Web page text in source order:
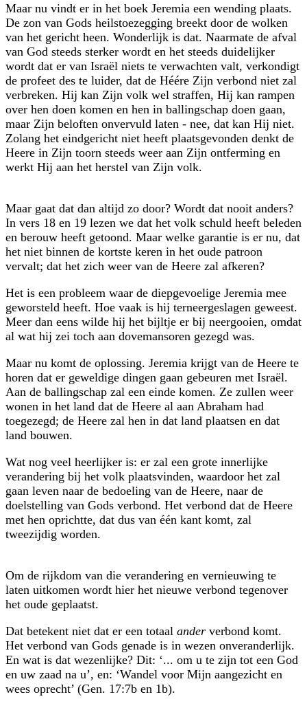
Maar nu vindt er in het boek Jeremia een wending plaats.
De zon van Gods heilstoezegging breekt door de wolken
van het gericht heen. Wonderlijk is dat. Naarmate de afval
van God steeds sterker wordt en het steeds duidelijker
wordt dat er van Israël niets te verwachten valt, verkondigt
de profeet des te luider, dat de Héére Zijn verbond niet zal
verbreken. Hij kan Zijn volk wel straffen, Hij kan rampen
over hen doen komen en hen in ballingschap doen gaan,
maar Zijn beloften onvervuld laten - nee, dat kan Hij niet.
Zolang het eindgericht niet heeft plaatsgevonden denkt de
Heere in Zijn toorn steeds weer aan Zijn ontferming en
werkt Hij aan het herstel van Zijn volk.
Maar gaat dat dan altijd zo door? Wordt dat nooit anders?
In vers 18 en 19 lezen we dat het volk schuld heeft beleden
en berouw heeft getoond. Maar welke garantie is er nu, dat
het niet binnen de kortste keren in het oude patroon
vervalt; dat het zich weer van de Heere zal afkeren?
Het is een probleem waar de diepgevoelige Jeremia mee
geworsteld heeft. Hoe vaak is hij terneergeslagen geweest.
Meer dan eens wilde hij het bijltje er bij neergooien, omdat
al wat hij zei toch aan dovemansoren gezegd was.
Maar nu komt de oplossing. Jeremia krijgt van de Heere te
horen dat er geweldige dingen gaan gebeuren met Israël.
Aan de ballingschap zal een einde komen. Ze zullen weer
wonen in het land dat de Heere al aan Abraham had
toegezegd; de Heere zal hen in dat land plaatsen en dat
land bouwen.
Wat nog veel heerlijker is: er zal een grote innerlijke
verandering bij het volk plaatsvinden, waardoor het zal
gaan leven naar de bedoeling van de Heere, naar de
doelstelling van Gods verbond. Het verbond dat de Heere
met hen oprichtte, dat dus van één kant komt, zal
tweezijdig worden.
Om de rijkdom van die verandering en vernieuwing te
laten uitkomen wordt hier het nieuwe verbond tegenover
het oude geplaatst.
Dat betekent niet dat er een totaal ander verbond komt.
Het verbond van Gods genade is in wezen onveranderlijk.
En wat is dat wezenlijke? Dit: ‘... om u te zijn tot een God
en uw zaad na u’, en: ‘Wandel voor Mijn aangezicht en
wees oprecht’ (Gen. 17:7b en 1b).